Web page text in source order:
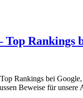
Top Rankings
Rankings bei
Beweise für